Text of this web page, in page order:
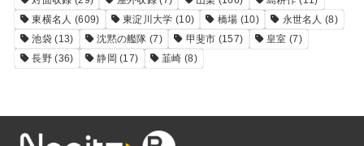
東横名人 (609) 東淀川大学 (10) 橋場 (10) 永世名人 (8)
池袋 (13) 沈黙の艦隊 (7) 甲斐市 (157) 皇室 (7)
長野 (36) 静岡 (17) 韮崎 (8)